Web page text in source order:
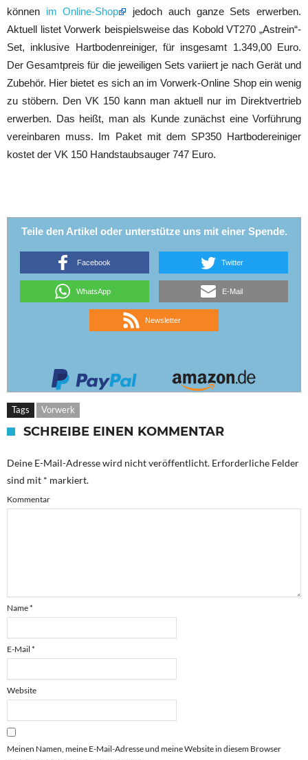
können im Online-Shop
jedoch auch ganze Sets erwerben.
Aktuell listet Vorwerk beispielsweise das Kobold VT270 „Astrein“-
Set, inklusive Hartbodenreiniger, für insgesamt 1.349,00 Euro.
Der Gesamtpreis für die jeweiligen Sets variiert je nach Gerät und
Zubehör. Hier bietet es sich an im Vorwerk-Online Shop ein wenig
zu stöbern. Den VK 150 kann man aktuell nur im Direktvertrieb
erwerben. Das heißt, man als Kunde zunächst eine Vorführung
vereinbaren muss. Im Paket mit dem SP350 Hartbodereiniger
kostet der VK 150 Handstaubsauger 747 Euro.
Teile den Artikel oder unterstütze uns mit einer Spende.
Facebook Twitter
WhatsApp E-Mail
Newsletter
Tags Vorwerk
SCHREIBE EINEN KOMMENTAR
Deine E-Mail-Adresse wird nicht veröffentlicht. Erforderliche Felder
sind mit * markiert.
Kommentar
Name*
E-Mail *
Website
Meinen Namen, meine E-Mail-Adresse und meine Website in diesem Browser